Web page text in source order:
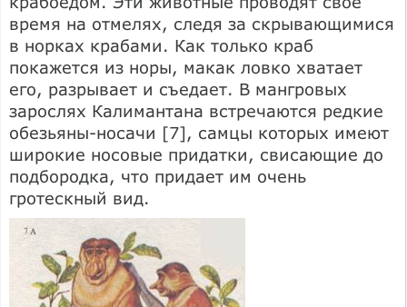
время на отмелях, следя за скрывающимися
в норках крабами. Как только краб
покажется из норы, макак ловко хватает
его, разрывает и съедает. В мангровых
зарослях Калимантана встречаются редкие
обезьяны-носачи [7], самцы которых имеют
широкие носовые придатки, свисающие до
подбородка, что придает им очень
гротескный вид.